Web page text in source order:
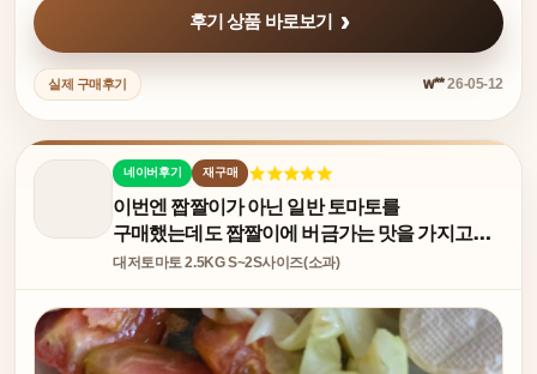
후기 상품 바로보기
실제 구매후기 w**26-05-12
네이버후기 재구매
이번엔 짭짤이가 아닌 일반 토마토를
구매했는데도 짭짤이에 버금가는 맛을 가지고
있어 매우 만족합니다.
대저토마토 2.5KG S~2S사이즈(소과)